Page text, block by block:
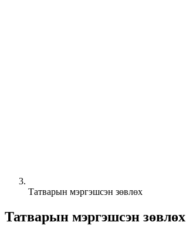
Татварын мэргэшсэн зөвлөх
Татварын мэргэшсэн зөвлөх